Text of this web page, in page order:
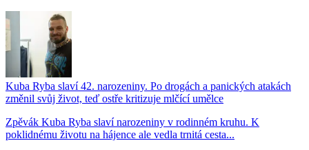
Kuba Ryba slaví 42. narozeniny. Po drogách a panických atakách
změnil svůj život, teď ostře kritizuje mlčící umělce
Zpěvák Kuba Ryba slaví narozeniny v rodinném kruhu. K
poklidnému životu na hájence ale vedla trnitá cesta...